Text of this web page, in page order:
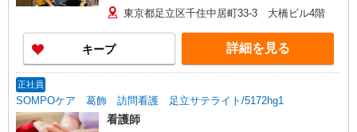
時給は経験によって異なります
東京都足立区千住中居町33-3 大橋ビル4階
キープ 詳細を見る
正社員
SOMPOケア 葛飾 訪問看護 足立サテライト/5172hg1
看護師